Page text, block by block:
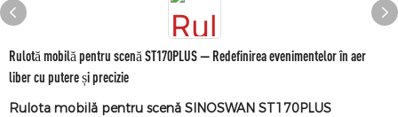
Rulotă mobilă pentru scenă ST170PLUS — Redefinirea evenimentelor în aer
liber cu putere și precizie
Rulota mobilă pentru scenă SINOSWAN ST170PLUS